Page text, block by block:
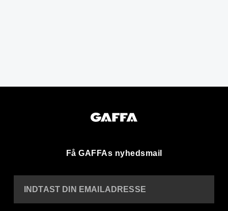
Få GAFFAs nyhedsmail
INDTAST DIN EMAILADRESSE